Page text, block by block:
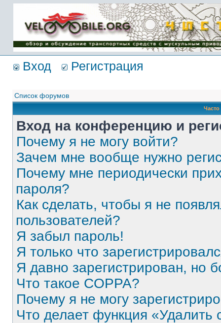
Имя пользователя:
Пароль:
{ LOG_ME_IN_SHORT
}
Вход Регистрация
Список форумов
Вход на конференцию и
Почему я не могу войти?
Зачем мне вообще нужно
Почему мне периодически
пароля?
Как сделать, чтобы я не
пользователей?
Я забыл пароль!
Я только что
Я давно зарегистрирован, но
Что такое COPPA?
Почему я не могу
Что делает функция